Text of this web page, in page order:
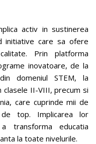
activ in sustinerea
initiative care sa ofere
Prin platforma
inovatoare, de la
domeniul STEM, la
II-VIII, precum si
care cuprinde mii de
top. Implicarea lor
transforma educatia
la toate nivelurile.